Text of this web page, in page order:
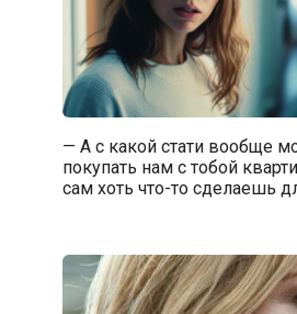
— А с какой стати вообще
покупать нам с тобой
сам хоть что-то сделаешь